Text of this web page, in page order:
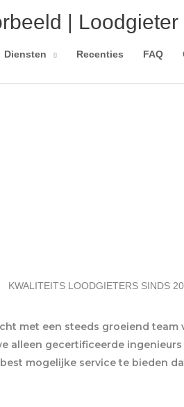
|
Diensten Recenties FAQ
KWALITEITS LOODGIETERS SINDS
met een steeds groeiend team
alleen gecertificeerde
mogelijke service te bieden